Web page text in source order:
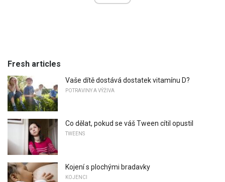
Fresh articles
Vaše dítě dostává dostatek vitamínu D?
POTRAVINY A VÝŽIVA
Co dělat, pokud se váš Tween cítil opustil
TWEENS
Kojení s plochými bradavky
KOJENCI